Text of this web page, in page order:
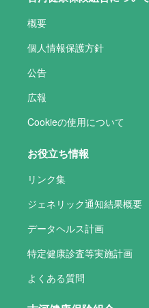
概要
個人情報保護方針
公告
広報
Cookieの使用について
お役立ち情報
リンク集
ジェネリック通知結果概要
データヘルス計画
特定健康診査等実施計画
よくある質問